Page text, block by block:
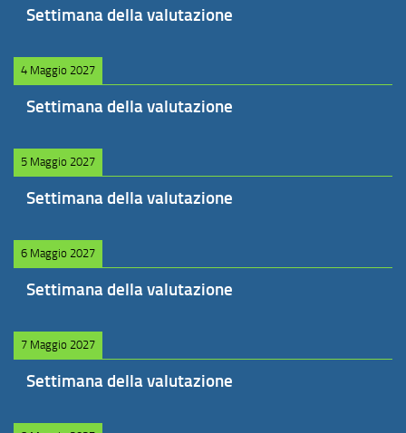
Settimana della valutazione
4 Maggio 2027
Settimana della valutazione
5 Maggio 2027
Settimana della valutazione
6 Maggio 2027
Settimana della valutazione
7 Maggio 2027
Settimana della valutazione